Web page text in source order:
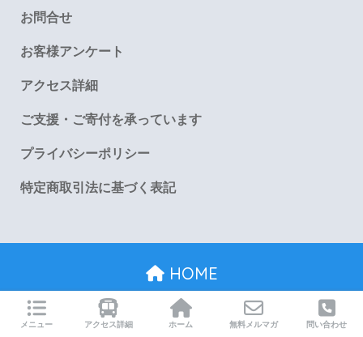
お問合せ
お客様アンケート
アクセス詳細
ご支援・ご寄付を承っています
プライバシーポリシー
特定商取引法に基づく表記
HOME
お問合せ お客様アンケート
アクセス詳細
ご支援・ご寄付を承っています
プライバシーポリシー
メニュー アクセス詳細 ホーム 無料メルマガ 問い合わせ